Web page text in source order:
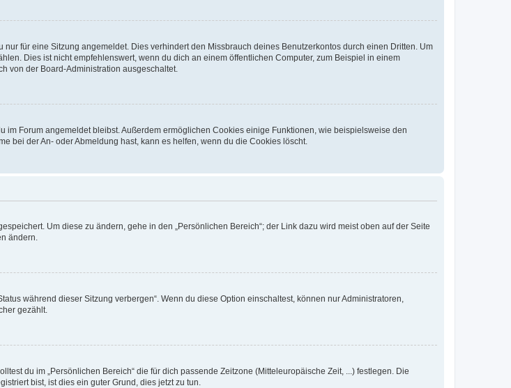
für eine Sitzung angemeldet. Dies verhindert den Missbrauch deines Benutzerkontos durch einen Dritten. Um
Dies ist nicht empfehlenswert, wenn du dich an einem öffentlichen Computer, zum Beispiel in einem
von der Board-Administration ausgeschaltet.
im Forum angemeldet bleibst. Außerdem ermöglichen Cookies einige Funktionen, wie beispielsweise den
bei der An- oder Abmeldung hast, kann es helfen, wenn du die Cookies löscht.
Um diese zu ändern, gehe in den „Persönlichen Bereich“; der Link dazu wird meist oben auf der Seite
ändern.
während dieser Sitzung verbergen“. Wenn du diese Option einschaltest, können nur Administratoren,
gezählt.
du im „Persönlichen Bereich“ die für dich passende Zeitzone (Mitteleuropäische Zeit, ...) festlegen. Die
bist, ist dies ein guter Grund, dies jetzt zu tun.